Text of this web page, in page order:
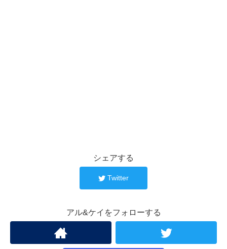
シェアする
Twitter
アル&ケイをフォローする